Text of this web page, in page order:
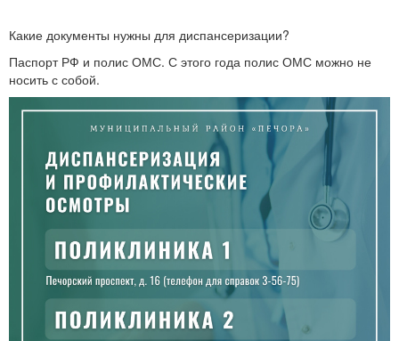
Какие документы нужны для диспансеризации?
Паспорт РФ и полис ОМС. С этого года полис ОМС можно не
носить с собой.